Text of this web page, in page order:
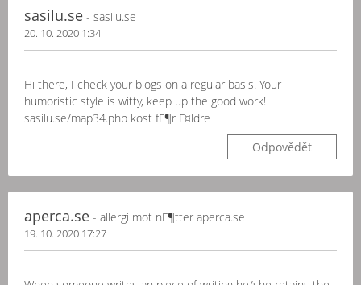
sasilu.se - sasilu.se
20. 10. 2020 1:34
Hi there, I check your blogs on a regular basis. Your
humoristic style is witty, keep up the good work!
sasilu.se/map34.php kost fГ¶r Г¤ldre
Odpovědět
aperca.se - allergi mot nГ¶tter aperca.se
19. 10. 2020 17:27